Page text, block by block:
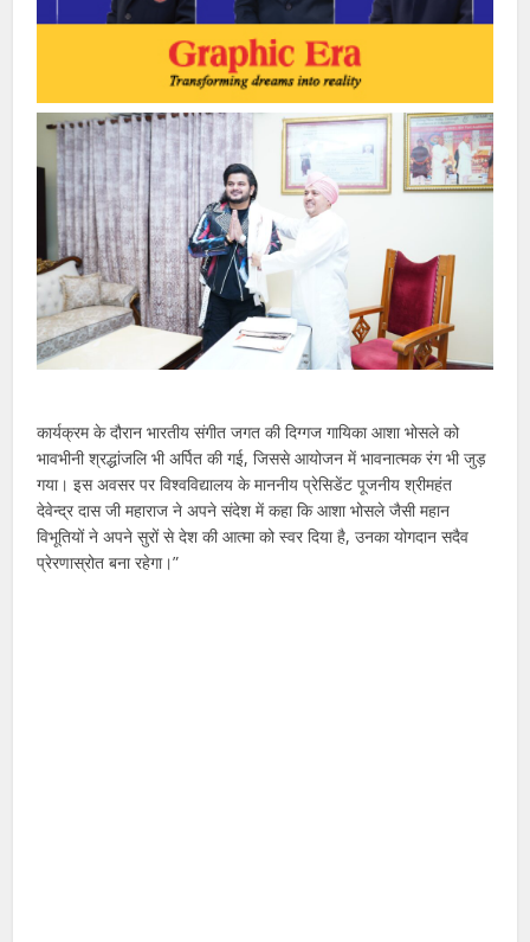
कार्यक्रम के दौरान भारतीय संगीत जगत की दिग्गज गायिका आशा भोसले को
भावभीनी श्रद्धांजलि भी अर्पित की गई, जिससे आयोजन में भावनात्मक रंग भी जुड़
गया। इस अवसर पर विश्वविद्यालय के माननीय प्रेसिडेंट पूजनीय श्रीमहंत
देवेन्द्र दास जी महाराज ने अपने संदेश में कहा कि आशा भोसले जैसी महान
विभूतियों ने अपने सुरों से देश की आत्मा को स्वर दिया है, उनका योगदान सदैव
प्रेरणास्रोत बना रहेगा।”